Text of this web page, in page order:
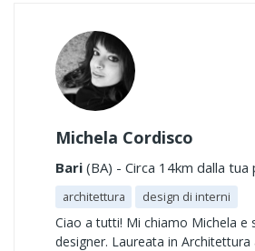
Michela Cordisco
Bari (BA) - Circa 14km dalla tua
architettura design di interni
Ciao a tutti! Mi chiamo Michela e
designer. Laureata in Architettura